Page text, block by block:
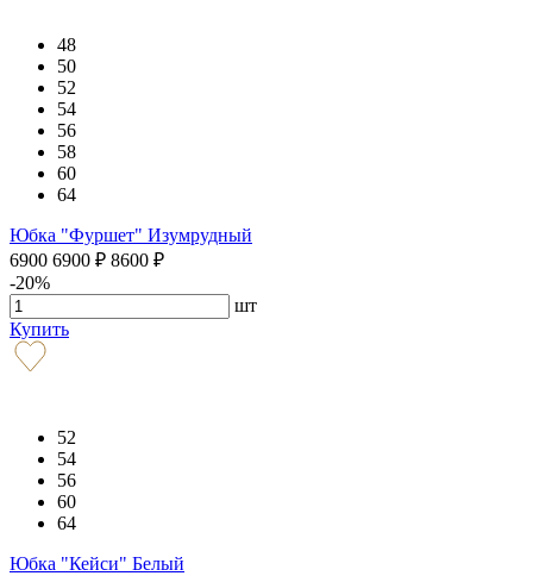
48
50
52
54
56
58
60
64
Юбка "Фуршет" Изумрудный
6900 6900 ₽ 8600 ₽
-20%
шт
Купить
52
54
56
60
64
Юбка "Кейси" Белый